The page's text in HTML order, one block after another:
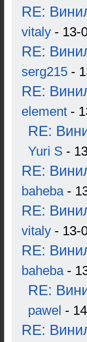
RE:
vitaly - 13-
RE:
serg215 -
RE:
element -
RE:
Yuri S -
RE:
baheba-
RE:
vitaly - 13-
RE:
baheba-
RE:
pawel -
RE: